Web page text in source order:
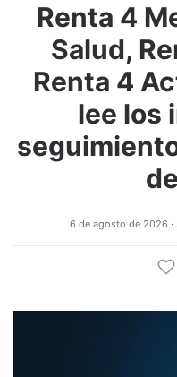
Renta 4
Salud,
Renta 4
lee los
6 de agosto de 2026